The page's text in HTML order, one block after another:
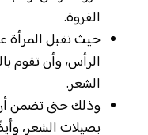
الفروة.
حيث تقبل المرأة
الرأس، وأن تقوم
الشعر.
وذلك حتى تضمن
بصيلات الشعر،